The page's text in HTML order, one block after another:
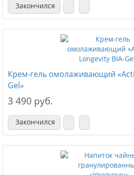
Закончился
Крем-гель омолаживающий
Gel»
3 490 руб.
Закончился